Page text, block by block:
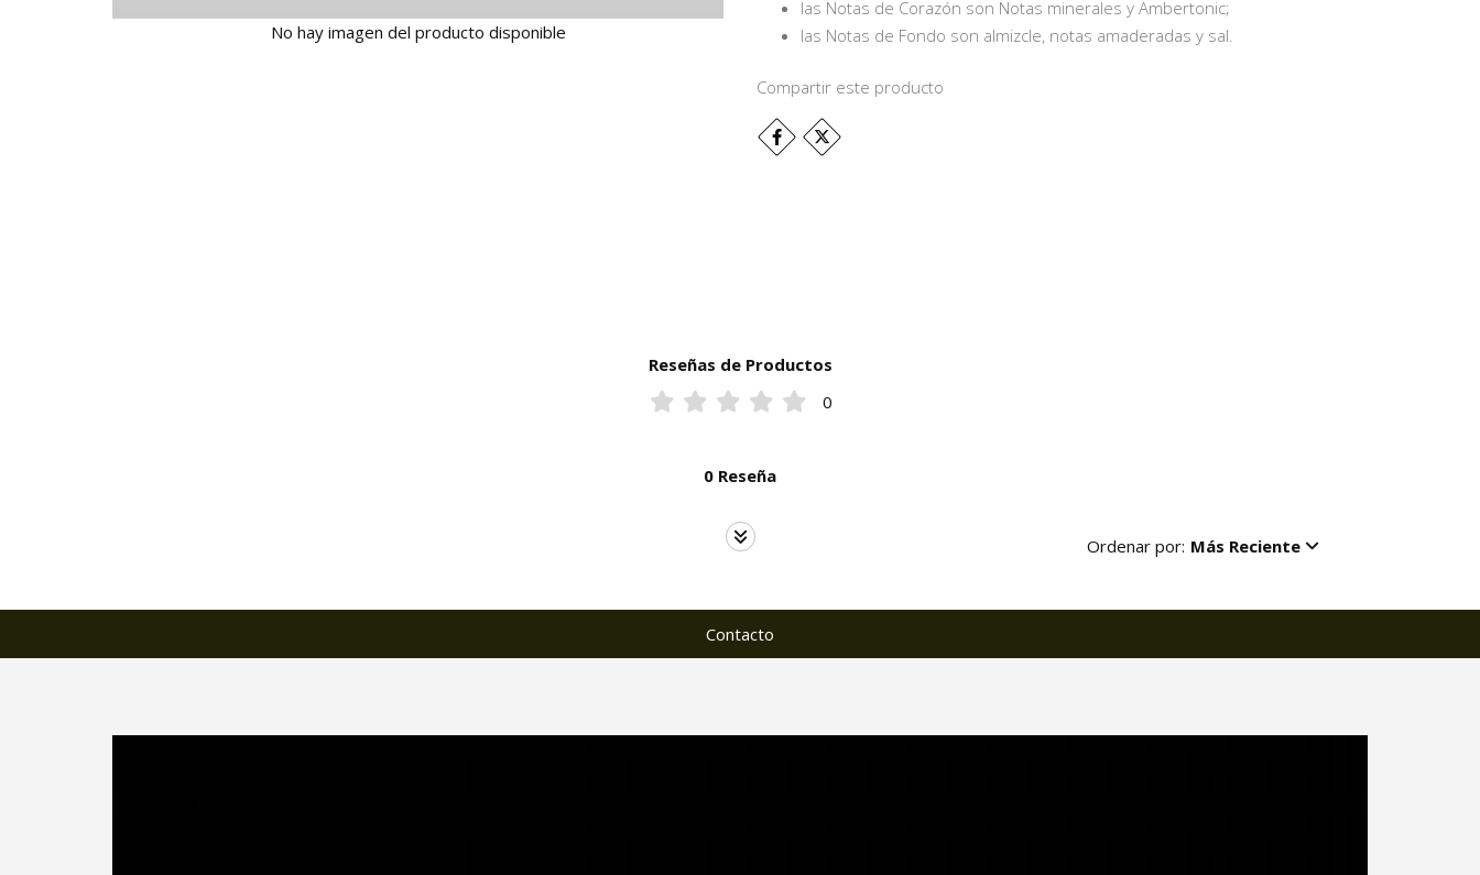
No hay imagen del producto disponible
las Notas de Corazón son Notas minerales y Ambertonic;
las Notas de Fondo son almizcle, notas amaderadas y sal.
Compartir este producto
Reseñas de Productos
0
0 Reseña
Ordenar por: Más Reciente
Contacto